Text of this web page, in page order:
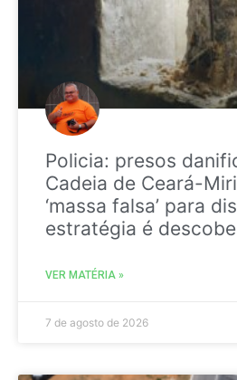
Policia: presos
Cadeia de Ceará-
‘massa falsa’ para
estratégia é
VER MATÉRIA »
7 de agosto de 2026